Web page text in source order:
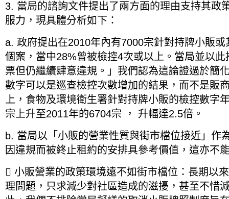
3. 當局的諮詢文件提出了兩方面的理由支持其政
服力，現具體分析如下：
a. 政府提出在2010年內有7000宗針對持牌小販
個案，當中28%曾被檢控4次或以上。當局並以
票但仍繼續肆意違規。」我們認為這論證過於簡
數字可以是巡查檢控次數增加的結果，而不是販
上，食物及環境衛生署針對持牌小販的檢控數字
宗上升至2011年的6704宗 ， 升幅達2.5倍。
b. 當局以「小販的營業性質與街市檔位接近」作
因違規而被終止租約的安排具參考價值，這亦不
 小販營業的政策環境遠不如街市檔位：長期以
理問題，只求減少對社區造成的滋擾，甚至不惜